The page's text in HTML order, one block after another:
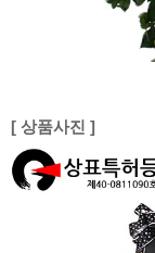
[ 상품사진 ]